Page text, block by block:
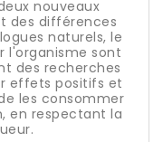
nouveaux
des différences
naturels, le
l'organisme sont
des recherches
effets positifs et
les consommer
en respectant la